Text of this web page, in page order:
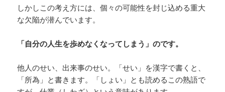
しかしこの考え方には、個々の可能性を封じ込める重大
な欠陥が潜んでいます。
「自分の人生を歩めなくなってしまう」のです。
他人のせい、出来事のせい。「せい」を漢字で書くと、
「所為」と書きます。「しょい」とも読めるこの熟語で